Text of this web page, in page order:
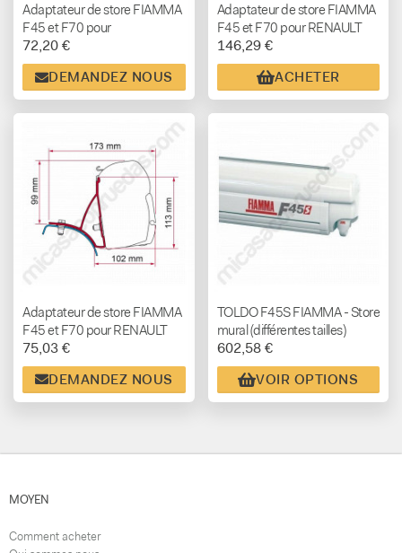
Adaptateur de store FIAMMA
F45 et F70 pour
DUCATO/JUMPER/BOXER
H2 de 1994 à 2006
72,20 €
DEMANDEZ NOUS
Adaptateur de store FIAMMA
F45 et F70 pour RENAULT
Master/OPEL
Movano/NISSAN Interstar H2
146,29 €
ACHETER
Adaptateur de store FIAMMA
F45 et F70 pour RENAULT
Trafic/ OPEL Vivaro/ NISSAN
Primastar de 2001 à 2014
75,03 €
DEMANDEZ NOUS
TOLDO F45S FIAMMA - Store
mural (différentes tailles)
602,58 €
VOIR OPTIONS
MOYEN
Comment acheter